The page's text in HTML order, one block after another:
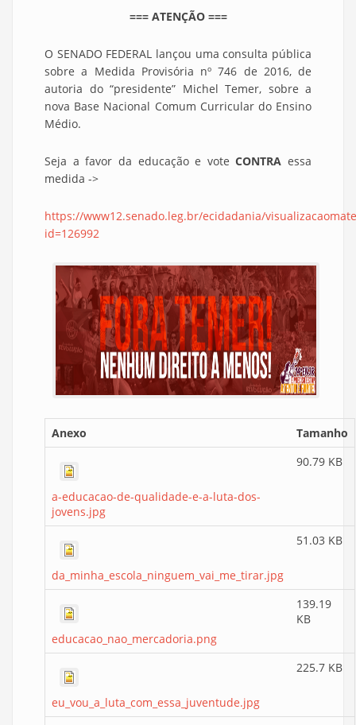
=== ATENÇÃO ===
O SENADO FEDERAL lançou uma consulta pública
sobre a Medida Provisória nº 746 de 2016, de
autoria do “presidente” Michel Temer, sobre a
nova Base Nacional Comum Curricular do Ensino
Médio.
Seja a favor da educação e voteCONTRA essa
medida ->
https://www12.senado.leg.br/ecidadania/
id=126992
Anexo Tamanho
a-educacao-de-qualidade-e-a-luta-dos-
jovens.jpg
90.79 KB
da_minha_escola_ninguem_vai_me_tirar.jpg
51.03 KB
educacao_nao_mercadoria.png
139.19
KB
eu_vou_a_luta_com_essa_juventude.jpg
225.7 KB